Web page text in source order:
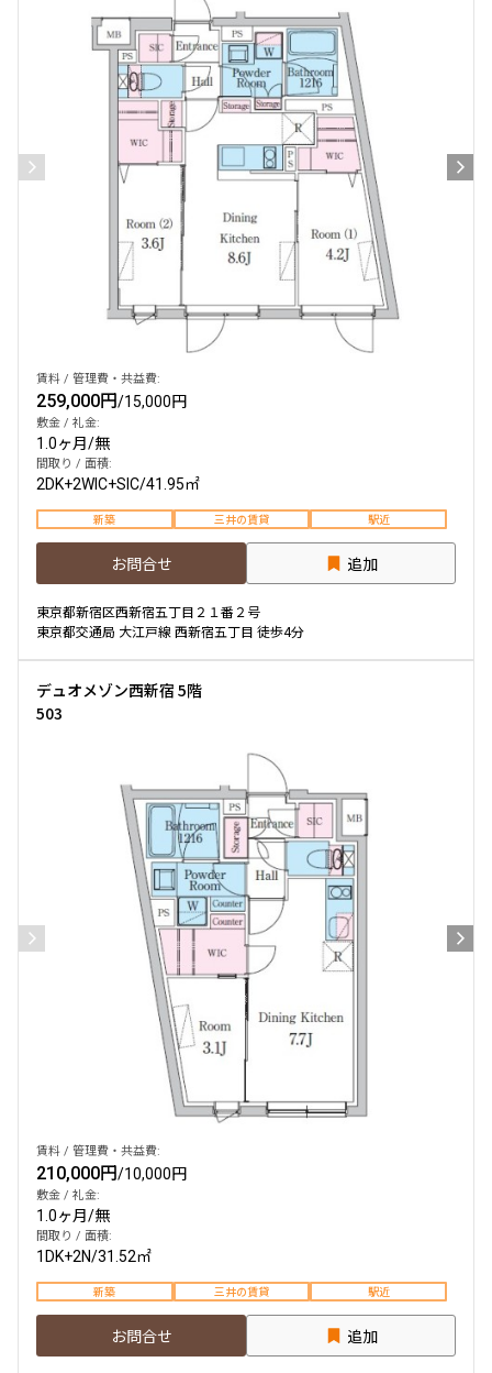
賃料 / 管理費・共益費:
259,000円/15,000円
敷金 / 礼金:
1.0ヶ月/無
間取り / 面積:
2DK+2WIC+SIC/41.95㎡
新築 三井の賃貸 駅近
お問合せ 追加
東京都新宿区西新宿五丁目２１番２号
東京都交通局 大江戸線 西新宿五丁目 徒歩4分
デュオメゾン西新宿 5階
503
賃料 / 管理費・共益費:
210,000円/10,000円
敷金 / 礼金:
1.0ヶ月/無
間取り / 面積:
1DK+2N/31.52㎡
新築 三井の賃貸 駅近
お問合せ 追加